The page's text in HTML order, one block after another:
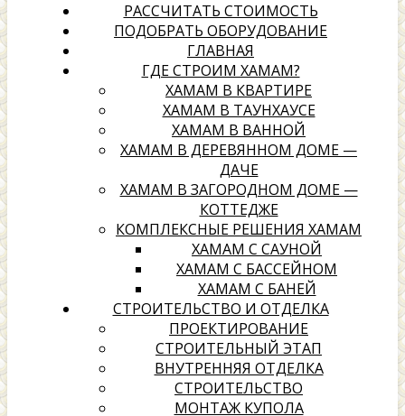
РАССЧИТАТЬ СТОИМОСТЬ
ПОДОБРАТЬ ОБОРУДОВАНИЕ
ГЛАВНАЯ
ГДЕ СТРОИМ ХАМАМ?
ХАМАМ В КВАРТИРЕ
ХАМАМ В ТАУНХАУСЕ
ХАМАМ В ВАННОЙ
ХАМАМ В ДЕРЕВЯННОМ ДОМЕ —
ДАЧЕ
ХАМАМ В ЗАГОРОДНОМ ДОМЕ —
КОТТЕДЖЕ
КОМПЛЕКСНЫЕ РЕШЕНИЯ ХАМАМ
ХАМАМ С САУНОЙ
ХАМАМ С БАССЕЙНОМ
ХАМАМ С БАНЕЙ
СТРОИТЕЛЬСТВО И ОТДЕЛКА
ПРОЕКТИРОВАНИЕ
СТРОИТЕЛЬНЫЙ ЭТАП
ВНУТРЕННЯЯ ОТДЕЛКА
СТРОИТЕЛЬСТВО
МОНТАЖ КУПОЛА